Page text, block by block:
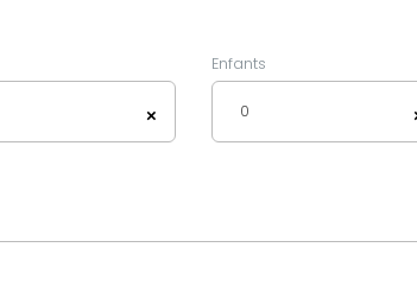
×
Enfants
0